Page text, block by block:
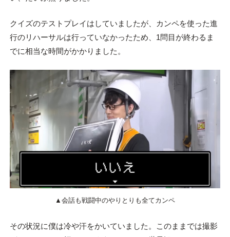
クイズのテストプレイはしていましたが、カンペを使った進
行のリハーサルは行っていなかったため、1問目が終わるま
でに相当な時間がかかりました。
▲会話も戦闘中のやりとりも全てカンペ
その状況に僕は冷や汗をかいていました。このままでは撮影